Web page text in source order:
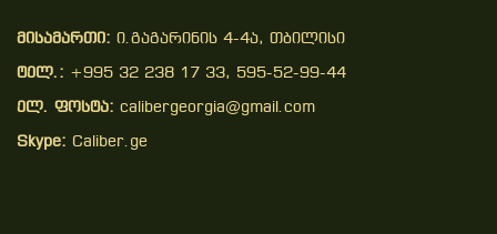
მისამართი: ი.გაგარინის 4-4ა, თბილისი
ტელ.: +995 32 238 17 33, 595-52-99-44
ელ. ფოსტა: calibergeorgia@gmail.com
Skype: Caliber.ge